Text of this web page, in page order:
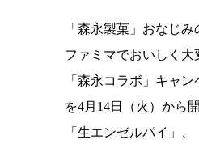
「森永製菓」おなじみ
ファミマでおいしく大
「森永コラボ」キャン
を4月14日（火）から
「生エンゼルパイ」、